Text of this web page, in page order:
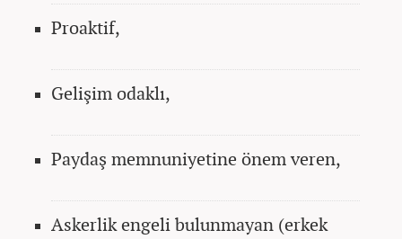
Proaktif,
Gelişim odaklı,
Paydaş memnuniyetine önem veren,
Askerlik engeli bulunmayan (erkek